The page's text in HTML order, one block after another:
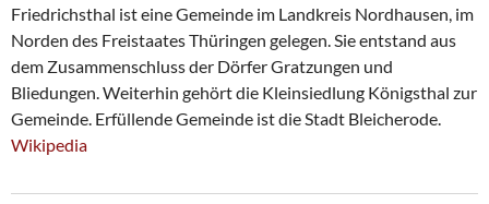
Friedrichsthal ist eine Gemeinde im Landkreis Nordhausen, im
Norden des Freistaates Thüringen gelegen. Sie entstand aus
dem Zusammenschluss der Dörfer Gratzungen und
Bliedungen. Weiterhin gehört die Kleinsiedlung Königsthal zur
Gemeinde. Erfüllende Gemeinde ist die Stadt Bleicherode.
Wikipedia